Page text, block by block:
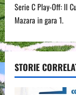
n
a
v
Serie C Play-Off: Il
Mazara in gara 1.
STORIE